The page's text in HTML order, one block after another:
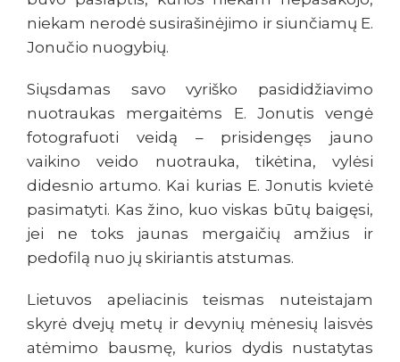
niekam nerodė susirašinėjimo ir siunčiamų E.
Jonučio nuogybių.
Siųsdamas savo vyriško pasididžiavimo
nuotraukas mergaitėms E. Jonutis vengė
fotografuoti veidą – prisidengęs jauno
vaikino veido nuotrauka, tikėtina, vylėsi
didesnio artumo. Kai kurias E. Jonutis kvietė
pasimatyti. Kas žino, kuo viskas būtų baigęsi,
jei ne toks jaunas mergaičių amžius ir
pedofilą nuo jų skiriantis atstumas.
Lietuvos apeliacinis teismas nuteistajam
skyrė dvejų metų ir devynių mėnesių laisvės
atėmimo bausmę, kurios dydis nustatytas